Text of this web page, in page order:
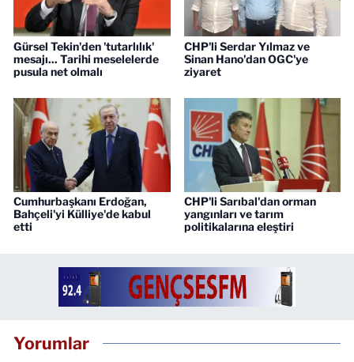
Gürsel Tekin'den 'tutarlılık'
mesajı... Tarihi meselelerde
pusula net olmalı
CHP'li Serdar Yılmaz ve
Sinan Hano'dan OGC'ye
ziyaret
Cumhurbaşkanı Erdoğan,
Bahçeli'yi Külliye'de kabul
etti
CHP'li Sarıbal'dan orman
yangınları ve tarım
politikalarına eleştiri
Yorumlar